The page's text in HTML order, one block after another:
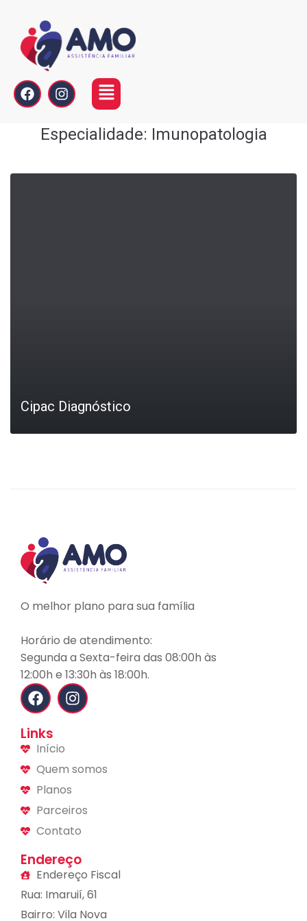
Especialidade: Imunopatologia
Cipac Diagnóstico
O melhor plano para sua família
Horário de atendimento:
Segunda a Sexta-feira das 08:00h às
12:00h e 13:30h às 18:00h.
Links
Início
Quem somos
Planos
Parceiros
Contato
Endereço
Endereço Fiscal
Rua: Imaruií, 61
Bairro: Vila Nova